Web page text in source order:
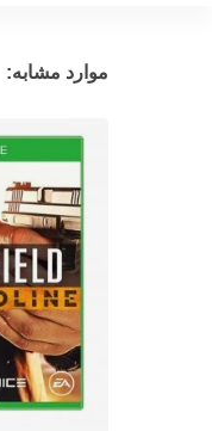
موارد مشابه: